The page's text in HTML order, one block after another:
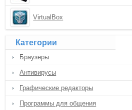
VirtualBox
Категории
Браузеры
Антивирусы
Графические редакторы
Программы для общения